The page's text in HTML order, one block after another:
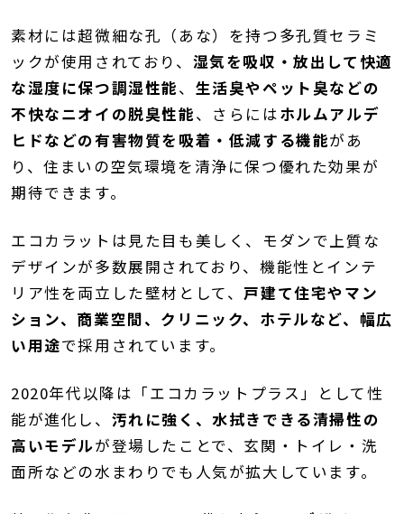
素材には超微細な孔（あな）を持つ多孔質セラミ
ックが使用されており、 湿気を吸収・放出して快適
な湿度に保つ調湿性能、 生活臭やペット臭などの
不快なニオイの脱臭性能、さらにはホルムアルデ
ヒドなどの有害物質を吸着・低減する機能があ
り、住まいの空気環境を清浄に保つ優れた効果が
期待できます。
エコカラットは見た目も美しく、モダンで上質な
デザインが多数展開されており、機能性とインテ
リア性を両立した壁材として、戸建て住宅やマン
ション、商業空間、クリニック、ホテルなど、幅広
い用途で採用されています。
2020年代以降は「エコカラットプラス」として性
能が進化し、 汚れに強く、水拭きできる清掃性の
高いモデルが登場したことで、玄関・トイレ・洗
面所などの水まわりでも人気が拡大しています。